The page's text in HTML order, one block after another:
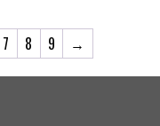
7 8 9 →